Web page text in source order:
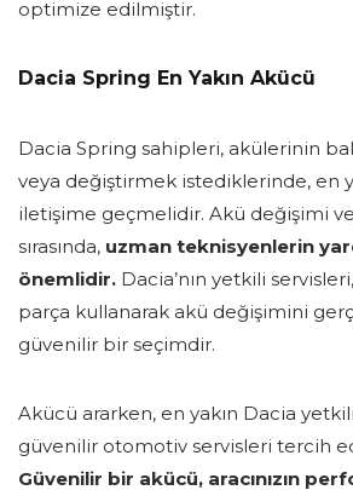
optimize edilmiştir.
Dacia Spring En Yakın Akücü
Dacia Spring sahipleri, akülerinin
veya değiştirmek istediklerinde, en
iletişime geçmelidir. Akü değişimi
sırasında, uzman teknisyenlerin
önemlidir. Dacia’nın yetkili
parça kullanarak akü değişimini
güvenilir bir seçimdir.
Akücü ararken, en yakın Dacia
güvenilir otomotiv servisleri tercih
Güvenilir bir akücü, aracınızın